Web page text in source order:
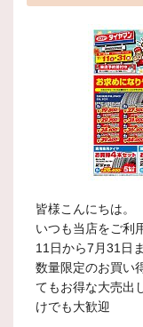
皆様こんにちは。
いつも当店をご利
11日から7月31日
数量限定のお買い
てもお得な大売出
けでも大歓迎